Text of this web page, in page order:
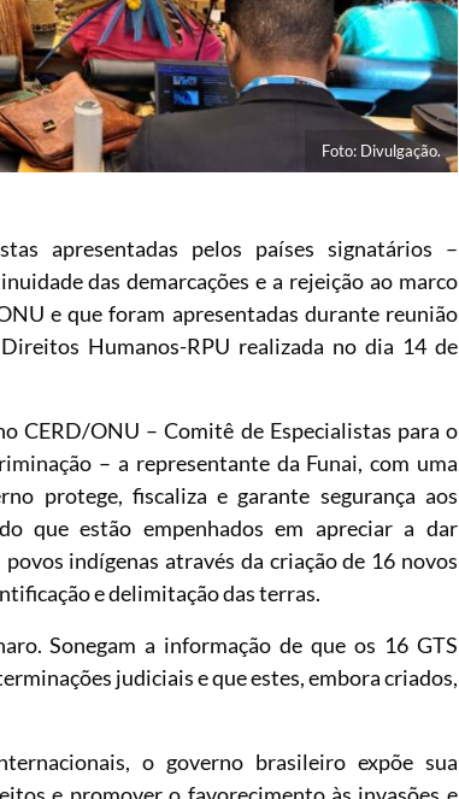
Foto: Divulgação.
apresentadas pelos países signatários –
das demarcações e a rejeição ao marco
e que foram apresentadas durante reunião
Humanos-RPU realizada no dia 14 de
CERD/ONU – Comitê de Especialistas para o
– a representante da Funai, com uma
protege, fiscaliza e garante segurança aos
que estão empenhados em apreciar a dar
indígenas através da criação de 16 novos
e delimitação das terras.
Sonegam a informação de que os 16 GTS
judiciais e que estes, embora criados,
o governo brasileiro expõe sua